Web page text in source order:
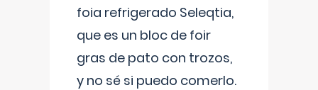
foia refrigerado Seleqtia,
que es un bloc de foir
gras de pato con trozos,
y no sé si puedo comerlo.